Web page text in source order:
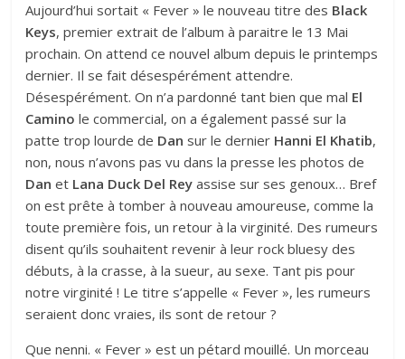
Aujourd’hui sortait « Fever » le nouveau titre des Black
Keys, premier extrait de l’album à paraitre le 13 Mai
prochain. On attend ce nouvel album depuis le printemps
dernier. Il se fait désespérément attendre.
Désespérément. On n’a pardonné tant bien que mal El
Camino le commercial, on a également passé sur la
patte trop lourde de Dan sur le dernier Hanni El Khatib,
non, nous n’avons pas vu dans la presse les photos de
Dan et Lana Duck Del Reyassise sur ses genoux… Bref
on est prête à tomber à nouveau amoureuse, comme la
toute première fois, un retour à la virginité. Des rumeurs
disent qu’ils souhaitent revenir à leur rock bluesy des
débuts, à la crasse, à la sueur, au sexe. Tant pis pour
notre virginité ! Le titre s’appelle « Fever », les rumeurs
seraient donc vraies, ils sont de retour ?
Que nenni. « Fever » est un pétard mouillé. Un morceau